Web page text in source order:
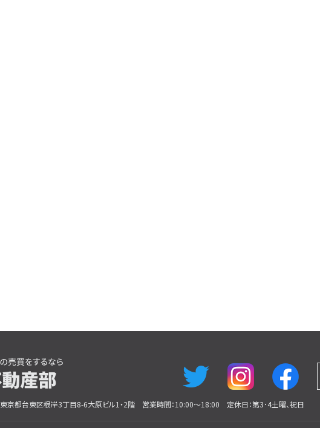
東京都台東区根岸3丁目8-6大原ビル1・2階 営業時間：10:00～18:00 定休日：第3･4土曜、祝日